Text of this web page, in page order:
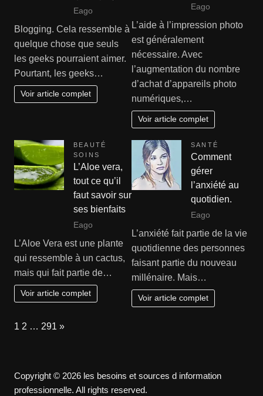
Eago
Blogging. Cela ressemble à
quelque chose que seuls
les geeks pourraient aimer.
Pourtant, les geeks…
Voir article complet
Eago
L’aide à l’impression photo
est généralement
nécessaire. Avec
l’augmentation du nombre
d’achat d’appareils photo
numériques,…
Voir article complet
BEAUTÉ
SOINS
L’Aloe vera,
tout ce qu’il
faut savoir sur
ses bienfaits
Eago
L’Aloe Vera est une plante
qui ressemble à un cactus,
mais qui fait partie de…
Voir article complet
SANTÉ
Comment
gérer
l’anxiété au
quotidien.
Eago
L’anxiété fait partie de la vie
quotidienne des personnes
faisant partie du nouveau
millénaire. Mais…
Voir article complet
Page:
1 2 … 291 Next
»
Copyright © 2026 les besoins et sources d information
professionnelle. All rights reserved.